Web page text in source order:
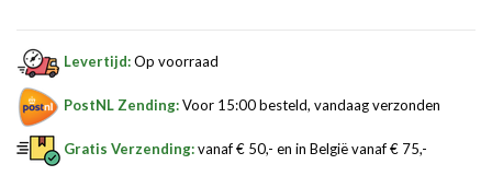
Levertijd:Op voorraad
PostNL Zending:Voor 15:00 besteld, vandaag verzonden
Gratis Verzending:vanaf € 50,- en in België vanaf € 75,-